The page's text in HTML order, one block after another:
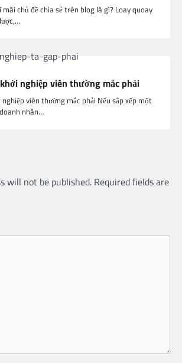
mãi chủ đề chia sẻ trên blog là gì? Loay quoay
nghiệp viên thường mắc phải
viên thường mắc phải Nếu sắp xếp một
nhân…
will not be published. Required fields are